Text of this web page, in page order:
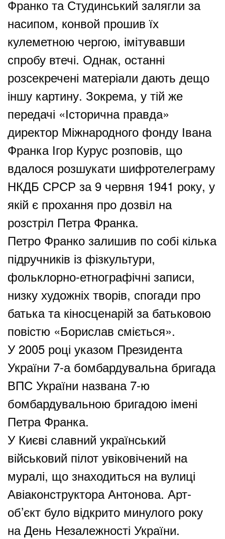
Франко та Студинський залягли за
насипом, конвой прошив їх
кулеметною чергою, імітувавши
спробу втечі. Однак, останні
розсекречені матеріали дають дещо
іншу картину. Зокрема, у тій же
передачі «Історична правда»
директор Міжнародного фонду Івана
Франка Ігор Курус розповів, що
вдалося розшукати шифротелеграму
НКДБ СРСР за 9 червня 1941 року, у
якій є прохання про дозвіл на
розстріл Петра Франка.
Петро Франко залишив по собі кілька
підручників із фізкультури,
фольклорно-етнографічні записи,
низку художніх творів, спогади про
батька та кіносценарій за батьковою
повістю «Борислав сміється».
У 2005 році указом Президента
України 7-а бомбардувальна бригада
ВПС України названа 7-ю
бомбардувальною бригадою імені
Петра Франка.
У Києві славний український
військовий пілот увіковічений на
муралі, що знаходиться на вулиці
Авіаконструктора Антонова. Арт-
об’єкт було відкрито минулого року
на День Незалежності України.